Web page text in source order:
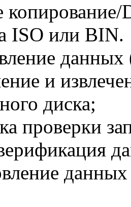
ISO или BIN.
и
диска;
проверки